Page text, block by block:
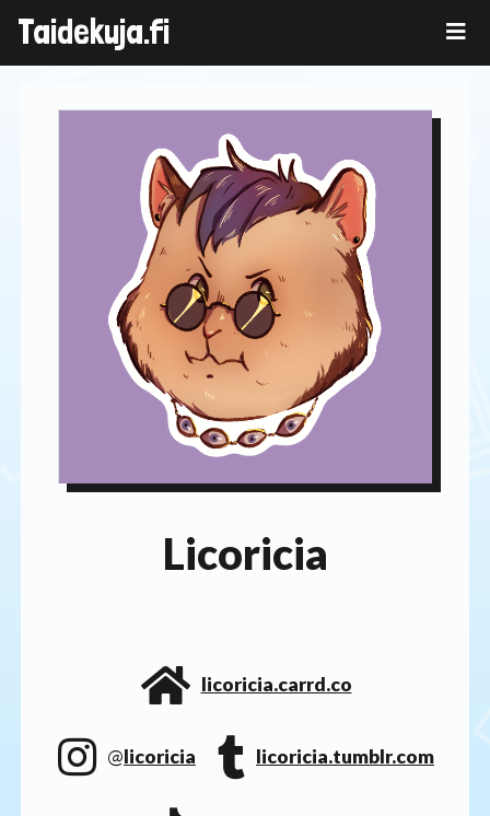
content
Taidekuja.fi
Licoricia
licoricia.carrd.co
@licoricia licoricia.tumblr.com